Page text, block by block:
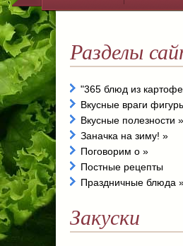
Разделы
"365 блюд из
Вкусные враги
Вкусные полезности »
Заначка на зиму! »
Поговорим о »
Постные рецепты
Праздничные блюда
Закуски